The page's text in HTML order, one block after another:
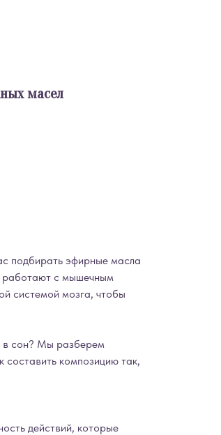
масел
подбирать эфирные масла
работают с мышечным
системой мозга, чтобы
в сон? Мы разберем
составить композицию так,
действий, которые